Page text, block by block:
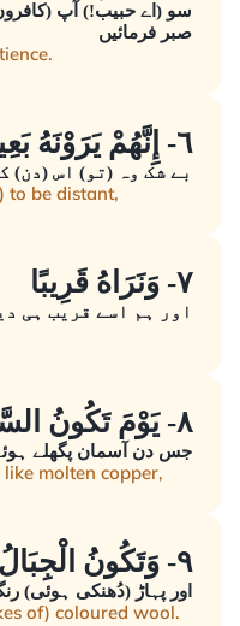
سو (اے حبیب!) آپ
صبر فرمائیں
٦- إِنَّهُمْ يَرَوْنَهُ بَعِيدًا
بے شک وہ (تو) اس (دن)
to be distant,
٧- وَنَرَاهُ قَرِيبًا
اور ہم اسے قریب ہی
٨- يَوْمَ تَكُونُ السَّمَاءُ كَالْمُهْلِ
جس دن آسمان پگھلے
molten copper,
٩- وَتَكُونُ الْجِبَالُ كَالْعِهْنِ
اور پہاڑ (دُھنکی ہوئی)
of) coloured wool.